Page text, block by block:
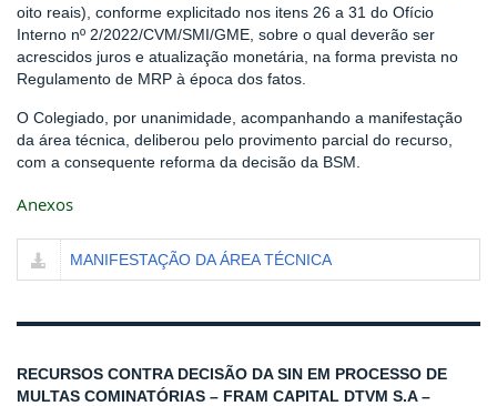
oito reais), conforme explicitado nos itens 26 a 31 do Ofício
Interno nº 2/2022/CVM/SMI/GME, sobre o qual deverão ser
acrescidos juros e atualização monetária, na forma prevista no
Regulamento de MRP à época dos fatos.
O Colegiado, por unanimidade, acompanhando a manifestação
da área técnica, deliberou pelo provimento parcial do recurso,
com a consequente reforma da decisão da BSM.
Anexos
MANIFESTAÇÃO DA ÁREA TÉCNICA
RECURSOS CONTRA DECISÃO DA SIN EM PROCESSO DE
MULTAS COMINATÓRIAS – FRAM CAPITAL DTVM S.A –